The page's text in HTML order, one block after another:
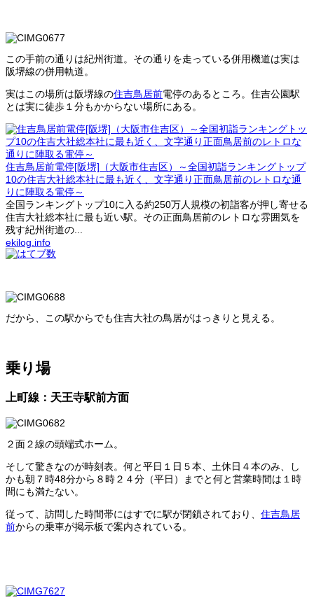
この手前の通りは紀州街道。その通りを走っている併用機道は実は
阪堺線の併用軌道。
実はこの場所は阪堺線の住吉鳥居前電停のあるところ。住吉公園駅
とは実に徒歩１分もかからない場所にある。
住吉鳥居前電停[阪堺]（大阪市住吉区）～全国初詣ランキングトップ
10の住吉大社総本社に最も近く、文字通り正面鳥居前のレトロな通
りに陣取る電停～
全国ランキングトップ10に入る約250万人規模の初詣客が押し寄せる
住吉大社総本社に最も近い駅。その正面鳥居前のレトロな雰囲気を
残す紀州街道の...
ekilog.info
だから、この駅からでも住吉大社の鳥居がはっきりと見える。
乗り場
上町線：天王寺駅前方面
２面２線の頭端式ホーム。
そして驚きなのが時刻表。何と平日１日５本、土休日４本のみ、し
かも朝７時48分から８時２４分（平日）までと何と営業時間は１時
間にも満たない。
従って、訪問した時間帯にはすでに駅が閉鎖されており、 住吉鳥居
前からの乗車が掲示板で案内されている。